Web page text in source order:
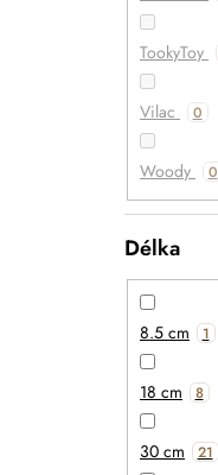
TookyToy
Vilac 0
Woody 0
Délka
8.5 cm 1
18 cm 8
30 cm 21